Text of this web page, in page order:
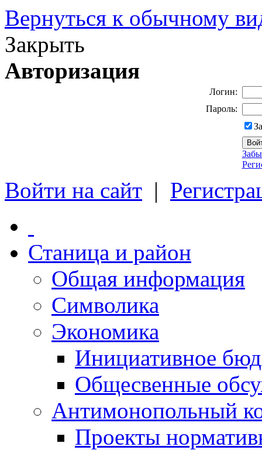
Вернуться к обычному
Закрыть
Авторизация
Логин:
Пароль:
Войти на сайт |
Станица и район
Общая информация
Символика
Экономика
Инициативное
Общесвенные
Антимонопольный
Проекты